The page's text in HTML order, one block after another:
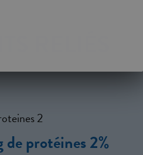
de protéines 2%